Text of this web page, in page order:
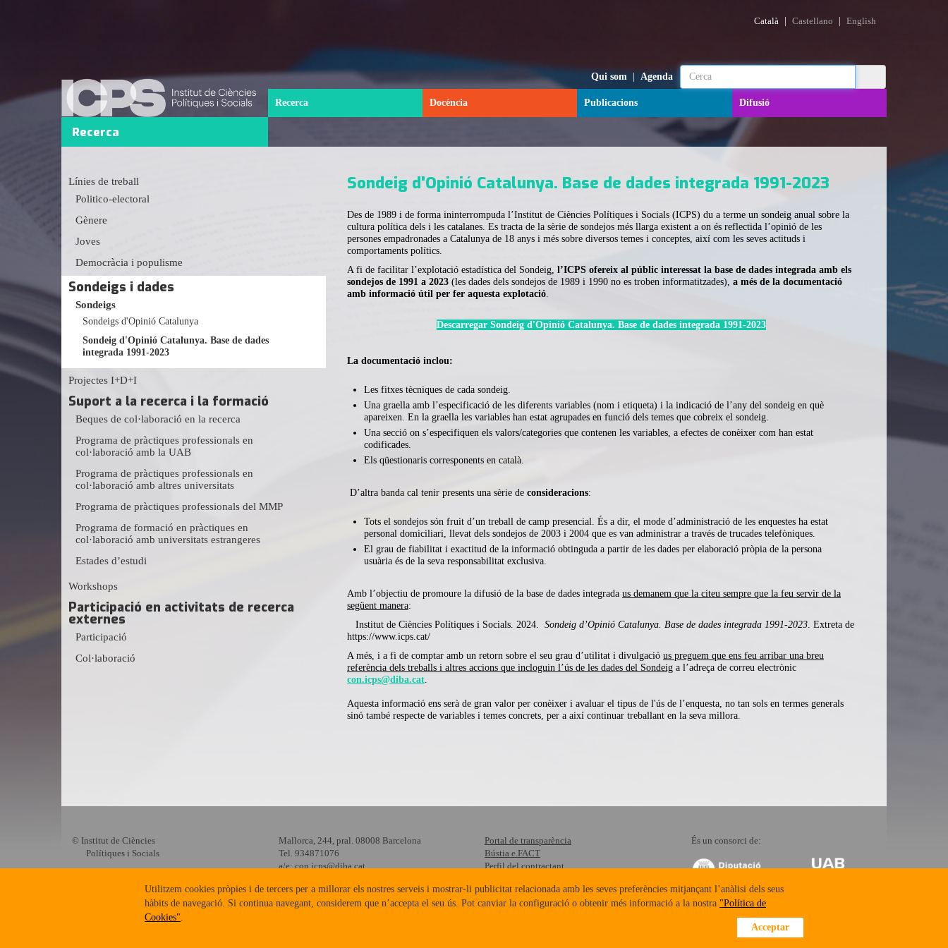
Català Castellano English
Qui som |Agenda
Recerca Docència Publicacions Difusió
Recerca
Línies de treball
Politico-electoral
Gènere
Joves
Democràcia i populisme
Sondeigs i dades
Sondeigs
Sondeigs d'Opinió Catalunya
Sondeig d'Opinió Catalunya. Base de dades
integrada 1991-2023
Projectes I+D+I
Suport a la recerca i la formació
Beques de col·laboració en la recerca
Programa de pràctiques professionals en
col·laboració amb la UAB
Programa de pràctiques professionals en
col·laboració amb altres universitats
Programa de pràctiques professionals del MMP
Programa de formació en pràctiques en
col·laboració amb universitats estrangeres
Estades d’estudi
Workshops
Participació en activitats de recerca
externes
Participació
Col·laboració
Sondeig d'Opinió Catalunya. Base de dades integrada 1991-2023
Des de 1989 i de forma ininterrompuda l’Institut de Ciències Polítiques i Socials (ICPS) du a terme un sondeig anual sobre la
cultura política dels i les catalanes. Es tracta de la sèrie de sondejos més llarga existent a on és reflectida l’opinió de les
persones empadronades a Catalunya de 18 anys i més sobre diversos temes i conceptes, així com les seves actituds i
comportaments polítics.
A fi de facilitar l’explotació estadística del Sondeig, l’ICPS ofereix al públic interessat la base de dades integrada amb els
sondejos de 1991 a 2023 (les dades dels sondejos de 1989 i 1990 no es troben informatitzades), a més de la documentació
amb informació útil per fer aquesta explotació.
Descarregar Sondeig d'Opinió Catalunya. Base de dades integrada 1991-2023
La documentació inclou:
Les fitxes tècniques de cada sondeig.
Una graella amb l’especificació de les diferents variables (nom i etiqueta) i la indicació de l’any del sondeig en què
apareixen. En la graella les variables han estat agrupades en funció dels temes que cobreix el sondeig.
Una secció on s’especifiquen els valors/categories que contenen les variables, a efectes de conèixer com han estat
codificades.
Els qüestionaris corresponents en català.
D’altra banda cal tenir presents una sèrie de consideracions:
Tots el sondejos són fruit d’un treball de camp presencial. És a dir, el mode d’administració de les enquestes ha estat
personal domiciliari, llevat dels sondejos de 2003 i 2004 que es van administrar a través de trucades telefòniques.
El grau de fiabilitat i exactitud de la informació obtinguda a partir de les dades per elaboració pròpia de la persona
usuària és de la seva responsabilitat exclusiva.
Amb l’objectiu de promoure la difusió de la base de dades integrada us demanem que la citeu sempre que la feu servir de la
següent manera:
Institut de Ciències Polítiques i Socials. 2024. Sondeig d’Opinió Catalunya. Base de dades integrada 1991-2023. Extreta de
https://www.icps.cat/
A més, i a fi de comptar amb un retorn sobre el seu grau d’utilitat i divulgació us preguem que ens feu arribar una breu
referència dels treballs i altres accions que incloguin l’ús de les dades del Sondeig a l’adreça de correu electrònic
con.icps@diba.cat.
Aquesta informació ens serà de gran valor per conèixer i avaluar el tipus de l'ús de l’enquesta, no tan sols en termes generals
sinó també respecte de variables i temes concrets, per a així continuar treballant en la seva millora.
© Institut de Ciències
Polítiques i Socials
Mallorca, 244, pral. 08008 Barcelona
Tel. 934871076
a/e:con.icps@diba.cat
Portal de transparència
Bústia e.FACT
Perfil del contractant
Protecció de dades
Enllaços
És un consorci de:
Utilitzem cookies pròpies i de tercers per a millorar els nostres serveis i mostrar-li publicitat relacionada amb les seves preferències mitjançant l’anàlisi dels seus
hàbits de navegació. Si continua navegant, considerem que n’accepta el seu ús. Pot canviar la configuració o obtenir més informació a la nostra "Política de
Cookies".
Acceptar